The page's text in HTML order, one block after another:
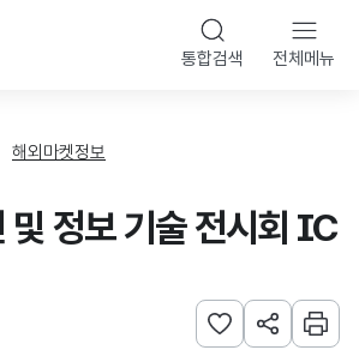
통합검색 전체메뉴
해외마켓정보
및 정보 기술 전시회 IC
관심사 등록하기
URL 공유하
인쇄